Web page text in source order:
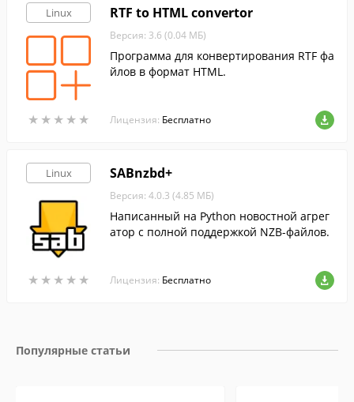
Linux
★ ★ ★ ★ ★
★ ★ ★ ★ ★
RTF to HTML convertor
Версия: 3.6 (0.04 МБ)
Программа для конвертирования RTF фа
йлов в формат HTML.
Лицензия: Бесплатно
Linux
★ ★ ★ ★ ★
★ ★ ★ ★ ★
SABnzbd+
Версия: 4.0.3 (4.85 МБ)
Написанный на Python новостной агрег
атор с полной поддержкой NZB-файлов.
Лицензия: Бесплатно
Популярные статьи